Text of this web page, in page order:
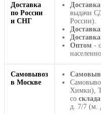
Доставка
по России
и СНГ
выдачи
России).
Оптом -
Самовывоз
в Москве
Химки),
со склада
д. 7/7 (м.